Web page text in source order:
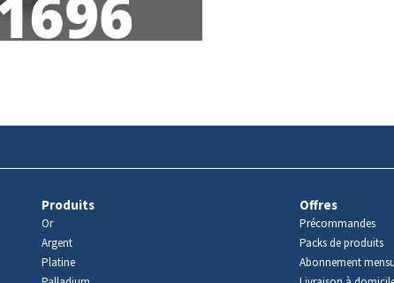
Produits
Or
Argent
Platine
Offres
Précommandes
Packs de produits
Abonnement